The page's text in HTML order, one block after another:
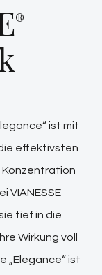
®
ist mit
effektivsten
Konzentration
VIANESSE
tief in die
Wirkung voll
„Elegance“ ist